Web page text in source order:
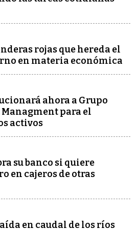
rojas que hereda el
en materia económica
ahora a Grupo
para el
activos
su banco si quiere
en cajeros de otras
en caudal de los ríos